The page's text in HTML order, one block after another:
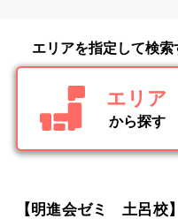
エリアを指定して検索
エリア
から探す
【明進会ゼミ 土呂校